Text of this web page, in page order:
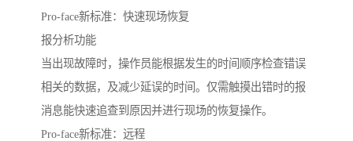
Pro-face新标准：快速现场恢复
报分析功能
当出现故障时，操作员能根据发生的时间顺序检查错误
相关的数据，及减少延误的时间。仅需触摸出错时的报
消息能快速追查到原因并进行现场的恢复操作。
Pro-face新标准：远程